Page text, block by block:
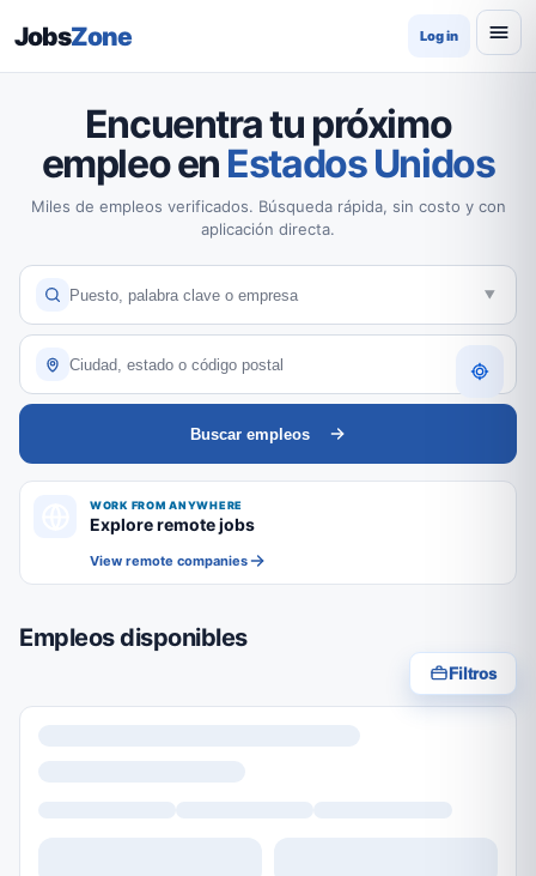
JobsZone Log in
Encuentra tu próximo
empleo en Estados Unidos
Miles de empleos verificados. Búsqueda rápida, sin costo y con
aplicación directa.
Buscar empleos
WORK FROM ANYWHERE
Explore remote jobs
View remote companies
Empleos disponibles
Filtros